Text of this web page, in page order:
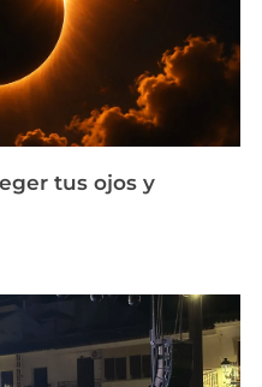
tus ojos y